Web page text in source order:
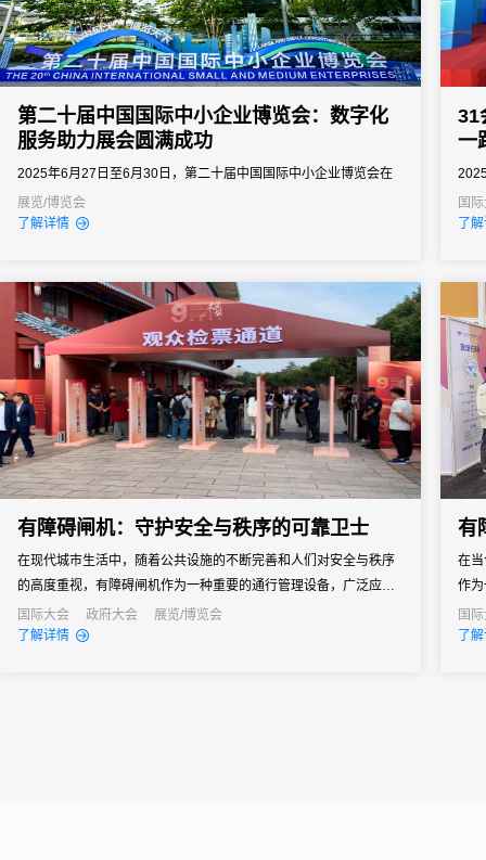
第二十届中国国际中小企业博览会：数字化
服务助力展会圆满成功
2025年6月27日至6月30日，第二十届中国国际中小企业博览会在
广州广交会展馆D区盛大举行。这场为期四天的展会吸引了来自50
多个国家和地区的超2000家企业参展，规模约8万平方米，累计展
展览/博览会
了解详情
31
一
博
的
国
了
有障碍闸机：守护安全与秩序的可靠卫士
在现代城市生活中，随着公共设施的不断完善和人们对安全与秩序
的高度重视，有障碍闸机作为一种重要的通行管理设备，广泛应用
于车站、机场、景区、场馆等公共场所。尽管无障碍闸机在提升通
行效率和便利性方面具有显著优势，但有障碍闸机在保障安全、维
国际大会 政府大会
展览/博览会
了解详情
有
在
作
馆
公
国
了